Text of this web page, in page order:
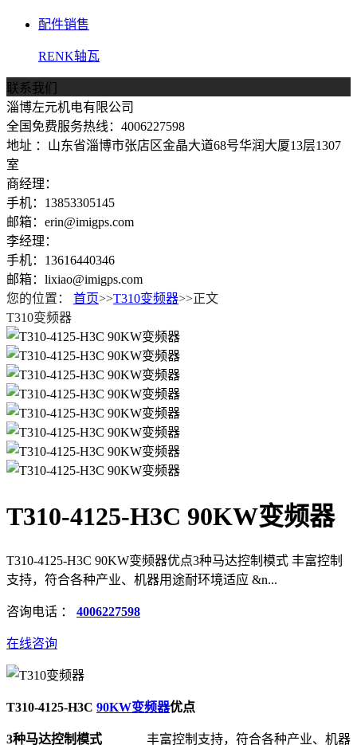
配件销售
RENK轴瓦
联系我们
淄博左元机电有限公司
全国免费服务热线：4006227598
地址 ：山东省淄博市张店区金晶大道68号华润大厦13层1307
室
商经理：
手机：13853305145
邮箱：erin@imigps.com
李经理：
手机：13616440346
邮箱：lixiao@imigps.com
您的位置：
首页>>T310变频器>>正文
T310变频器
T310-4125-H3C 90KW变频器
T310-4125-H3C 90KW变频器优点3种马达控制模式 丰富控制
支持，符合各种产业、机器用途耐环境适应 &n...
咨询电话 ： 4006227598
在线咨询
T310-4125-H3C 90KW变频器优点
3种马达控制模式 丰富控制支持，符合各种产业、机器